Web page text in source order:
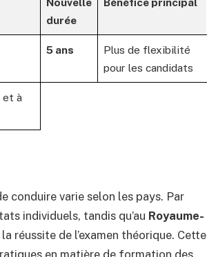
durée
5 ans
Plus de flexibilité
pour les candidats
et à
conduire varie selon les pays. Par
individuels, tandis qu’au Royaume-
réussite de l’examen théorique. Cette